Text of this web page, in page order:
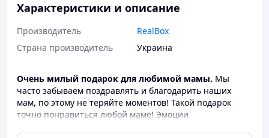
Характеристики и описание
Производитель
RealBox
Страна производитель
Украина
Очень милый подарок для любимой мамы. Мы
часто забываем поздравлять и благодарить наших
мам, по этому не теряйте моментов! Такой подарок
точно понравиться любой маме! Эмоции